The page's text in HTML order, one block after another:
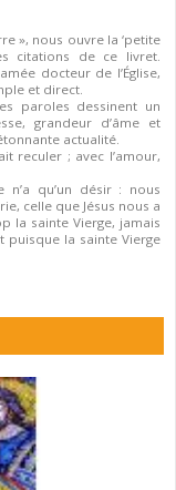
», nous ouvre la ‘petite
citations de ce livret.
docteur de l’Église,
et direct.
paroles dessinent un
grandeur d’âme et
actualité.
reculer ; avec l’amour,
qu’un désir : nous
celle que Jésus nous a
la sainte Vierge, jamais
puisque la sainte Vierge